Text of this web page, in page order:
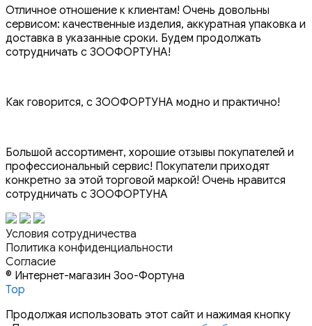
Отличное отношение к клиентам! Очень довольны
сервисом: качественные изделия, аккуратная упаковка и
доставка в указанные сроки. Будем продолжать
сотрудничать с ЗООФОРТУНА!
Как говорится, с ЗООФОРТУНА модно и практично!
Большой ассортимент, хорошие отзывы покупателей и
профессиональный сервис! Покупатели приходят
конкретно за этой торговой маркой! Очень нравится
сотрудничать с ЗООФОРТУНА
Условия сотрудничества
Политика конфиденциальности
Согласие
© Интернет-магазин Зоо-Фортуна
Top
Продолжая использовать этот сайт и нажимая кнопку